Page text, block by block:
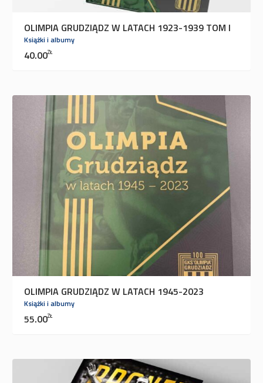
OLIMPIA GRUDZIĄDZ W LATACH 1923-1939 TOM I
Książki i albumy
40.00ZŁ
OLIMPIA GRUDZIĄDZ W LATACH 1945-2023
Książki i albumy
55.00ZŁ